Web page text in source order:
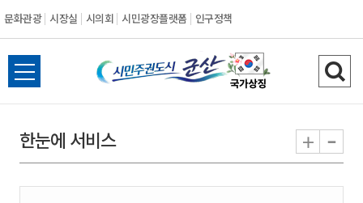
문화관광 시장실 시의회 시민광장플랫폼 인구정책
시
민
권
전
체
뉴
열
검
색
기
한눈에 서비스 + -